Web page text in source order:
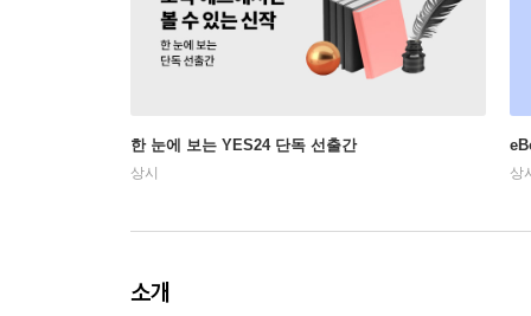
한 눈에 보는 YES24 단독 선출간
상시 상
소개